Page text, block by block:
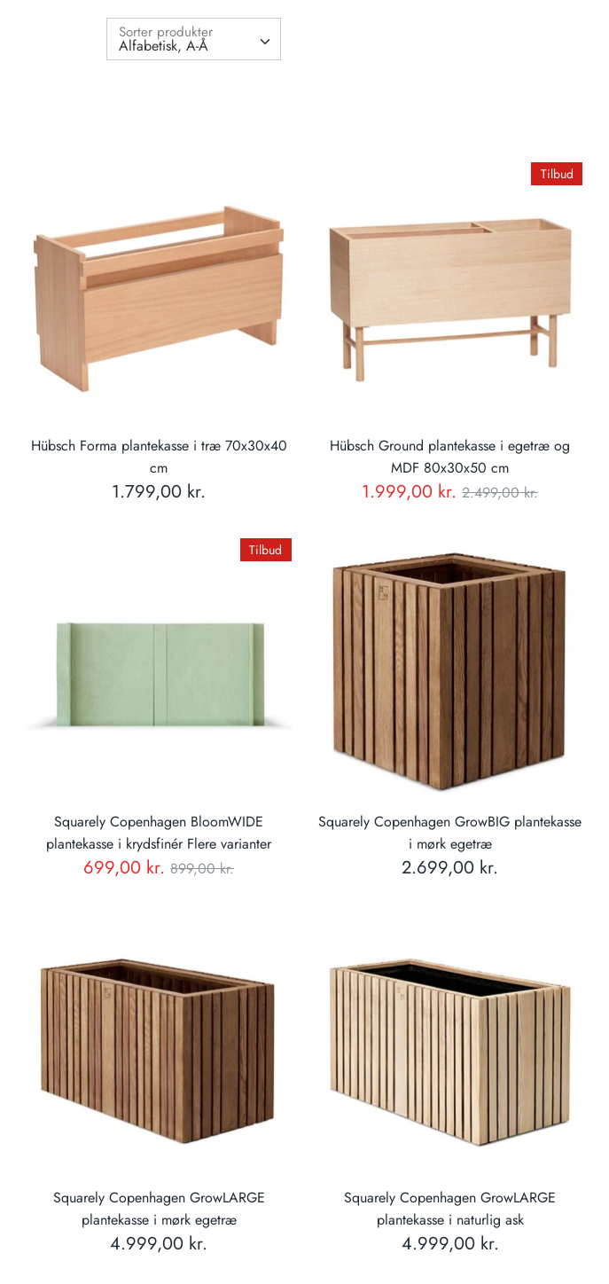
Sorter produkter
Alfabetisk, A-Å
Hübsch Forma plantekasse i træ 70x30x40
cm
1.799,00 kr.
Hübsch Ground plantekasse i egetræ og
MDF 80x30x50 cm
1.999,00 kr. Normal
2.499,00 kr.
Tilbud
Squarely Copenhagen BloomWIDE
plantekasse i krydsfinér Flere varianter
699,00 kr. Normal
899,00 kr.
Tilbud
Squarely Copenhagen GrowBIG plantekasse
i mørk egetræ
2.699,00 kr.
Squarely Copenhagen GrowLARGE
plantekasse i mørk egetræ
4.999,00 kr.
Squarely Copenhagen GrowLARGE
plantekasse i naturlig ask
4.999,00 kr.